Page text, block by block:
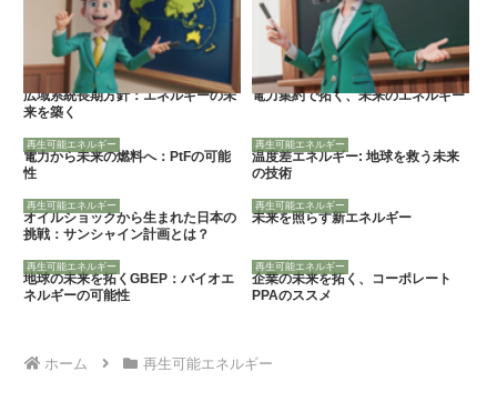
広域系統長期方針：エネルギーの未
来を築く
電力集約で拓く、未来のエネルギー
再生可能エネルギー
電力から未来の燃料へ：PtFの可能
性
再生可能エネルギー
温度差エネルギー: 地球を救う未来
の技術
再生可能エネルギー
オイルショックから生まれた日本の
挑戦：サンシャイン計画とは？
再生可能エネルギー
未来を照らす新エネルギー
再生可能エネルギー
地球の未来を拓くGBEP：バイオエ
ネルギーの可能性
再生可能エネルギー
企業の未来を拓く、コーポレート
PPAのススメ
ホーム 再生可能エネルギー